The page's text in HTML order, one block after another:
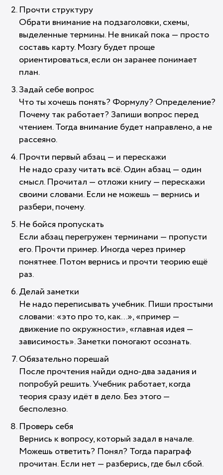
Прочти структуру
Обрати внимание на подзаголовки, схемы,
выделенные термины. Не вникай пока — просто
составь карту. Мозгу будет проще
ориентироваться, если он заранее понимает
план.
Задай себе вопрос
Что ты хочешь понять? Формулу? Определение?
Почему так работает? Запиши вопрос перед
чтением. Тогда внимание будет направлено, а не
рассеяно.
Прочти первый абзац — и перескажи
Не надо сразу читать всё. Один абзац — один
смысл. Прочитал — отложи книгу — перескажи
своими словами. Если не можешь — вернись и
разбери, почему.
Не бойся пропускать
Если абзац перегружен терминами — пропусти
его. Прочти пример. Иногда через пример
понятнее. Потом вернись и прочти теорию ещё
раз.
Делай заметки
Не надо переписывать учебник. Пиши простыми
словами: «это про то, как...», «пример —
движение по окружности», «главная идея —
зависимость». Заметки помогают осознать.
Обязательно порешай
После прочтения найди одно-два задания и
попробуй решить. Учебник работает, когда
теория сразу идёт в дело. Без этого —
бесполезно.
Проверь себя
Вернись к вопросу, который задал в начале.
Можешь ответить? Понял? Тогда параграф
прочитан. Если нет — разберись, где был сбой.